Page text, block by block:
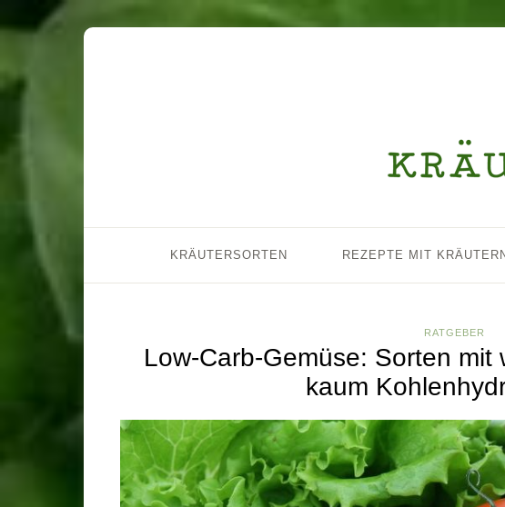
KRÄUTERSORTEN REZEPTE MIT
RATGEBER
Low-Carb-Gemüse: Sorten mit
kaum